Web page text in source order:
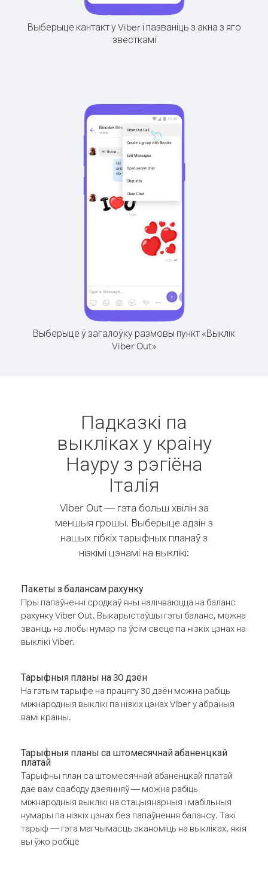
Выберыце кантакт у Viber і пазваніць з акна з яго
звесткамі
Выберыце ў загалоўку размовы пункт «Выклік
Viber Out»
Падказкі па
выкліках у краіну
Науру з рэгіёна
Італія
Viber Out — гэта больш хвілін за
меншыя грошы. Выберыце адзін з
нашых гібкіх тарыфных планаў з
нізкімі цэнамі на выклікі:
Пакеты з балансам рахунку
Пры папаўненні сродкаў яны налічваюцца на баланс
рахунку Viber Out. Выкарыстаўшы гэты баланс, можна
званіць на любы нумар па ўсім свеце па нізкіх цэнах на
выклікі Viber.
Тарыфныя планы на 30 дзён
На гэтым тарыфе на працягу 30 дзён можна рабіць
міжнародныя выклікі па нізкіх цэнах Viber у абраныя
вамі краіны.
Тарыфныя планы са штомесячнай абаненцкай
платай
Тарыфны план са штомесячнай абаненцкай платай
дае вам свабоду дзеянняў — можна рабіць
міжнародныя выклікі на стацыянарныя і мабільныя
нумары па нізкіх цэнах без папаўнення балансу. Такі
тарыф — гэта магчымасць эканоміць на выкліках, якія
вы ўжо робіце